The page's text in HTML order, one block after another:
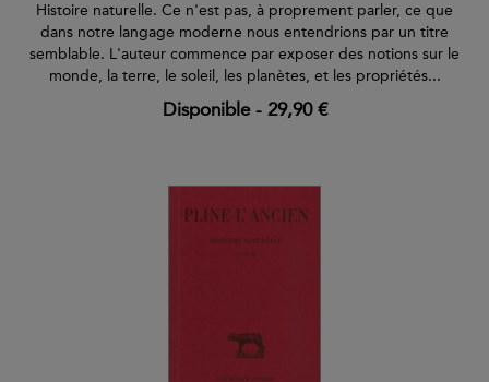
Histoire naturelle. Ce n'est pas, à proprement parler, ce que
dans notre langage moderne nous entendrions par un titre
semblable. L'auteur commence par exposer des notions sur le
monde, la terre, le soleil, les planètes, et les propriétés...
Disponible- 29,90 €